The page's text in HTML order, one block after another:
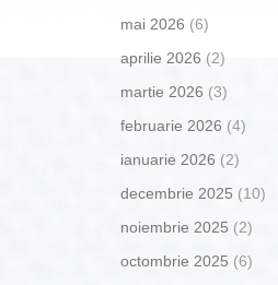
mai 2026 (6)
aprilie 2026 (2)
martie 2026 (3)
februarie 2026 (4)
ianuarie 2026 (2)
decembrie 2025 (10)
noiembrie 2025 (2)
octombrie 2025 (6)